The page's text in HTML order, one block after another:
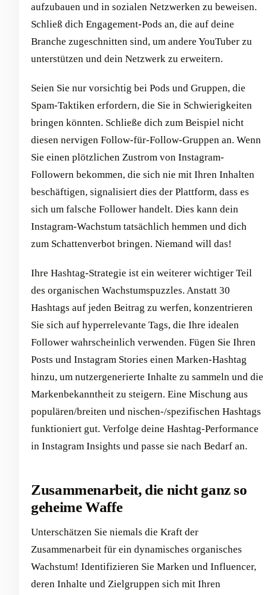
aufzubauen und in sozialen Netzwerken zu beweisen.
Schließ dich Engagement-Pods an, die auf deine
Branche zugeschnitten sind, um andere YouTuber zu
unterstützen und dein Netzwerk zu erweitern.
Seien Sie nur vorsichtig bei Pods und Gruppen, die
Spam-Taktiken erfordern, die Sie in Schwierigkeiten
bringen könnten. Schließe dich zum Beispiel nicht
diesen nervigen Follow-für-Follow-Gruppen an. Wenn
Sie einen plötzlichen Zustrom von Instagram-
Followern bekommen, die sich nie mit Ihren Inhalten
beschäftigen, signalisiert dies der Plattform, dass es
sich um falsche Follower handelt. Dies kann dein
Instagram-Wachstum tatsächlich hemmen und dich
zum Schattenverbot bringen. Niemand will das!
Ihre Hashtag-Strategie ist ein weiterer wichtiger Teil
des organischen Wachstumspuzzles. Anstatt 30
Hashtags auf jeden Beitrag zu werfen, konzentrieren
Sie sich auf hyperrelevante Tags, die Ihre idealen
Follower wahrscheinlich verwenden. Fügen Sie Ihren
Posts und Instagram Stories einen Marken-Hashtag
hinzu, um nutzergenerierte Inhalte zu sammeln und die
Markenbekanntheit zu steigern. Eine Mischung aus
populären/breiten und nischen-/spezifischen Hashtags
funktioniert gut. Verfolge deine Hashtag-Performance
in Instagram Insights und passe sie nach Bedarf an.
Zusammenarbeit, die nicht ganz so
geheime Waffe
Unterschätzen Sie niemals die Kraft der
Zusammenarbeit für ein dynamisches organisches
Wachstum! Identifizieren Sie Marken und Influencer,
deren Inhalte und Zielgruppen sich mit Ihren